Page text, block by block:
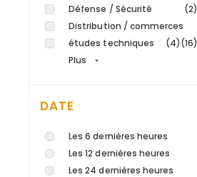
Défense / Sécurité
(2)
Distribution / commerces
(16)
études techniques
(4)
Plus
DATE
Les 6 dernières heures
Les 12 dernières heures
Les 24 dernières heures